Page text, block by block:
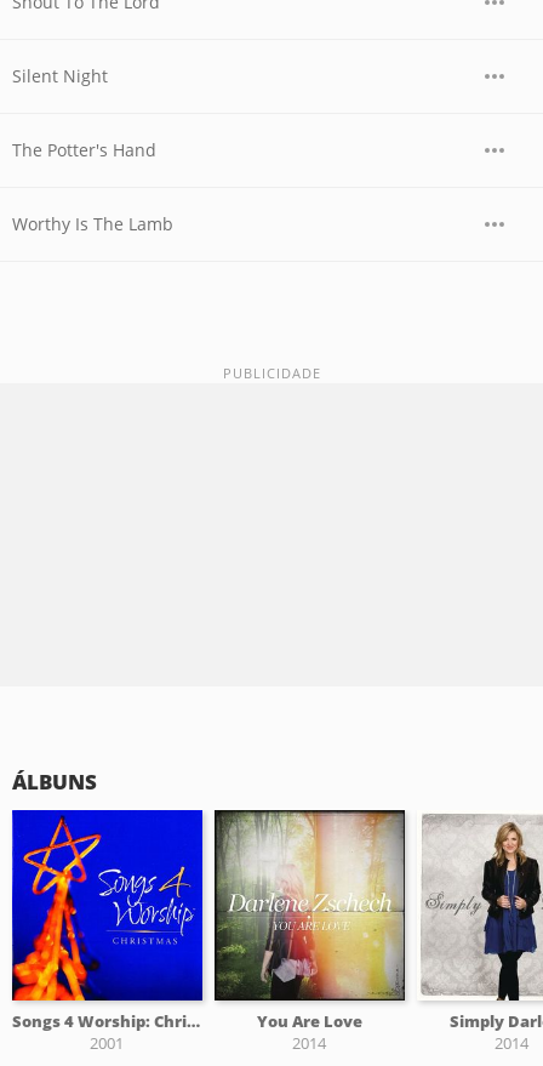
Silent Night
The Potter's Hand
Worthy Is The Lamb
ÁLBUNS
Songs 4 Worship: Christmas
2001
You Are Love
2014
Simply
2014